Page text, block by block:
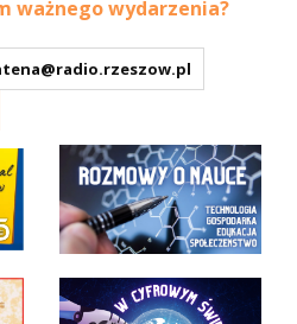
ważnego wydarzenia?